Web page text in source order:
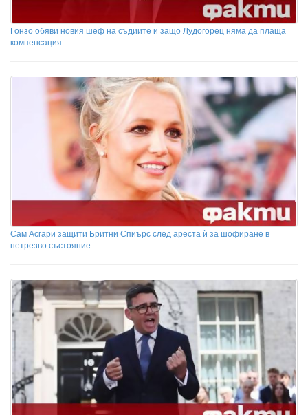
Гонзо обяви новия шеф на съдиите и защо Лудогорец няма да плаща
компенсация
Сам Асгари защити Бритни Спиърс след ареста ѝ за шофиране в
нетрезво състояние